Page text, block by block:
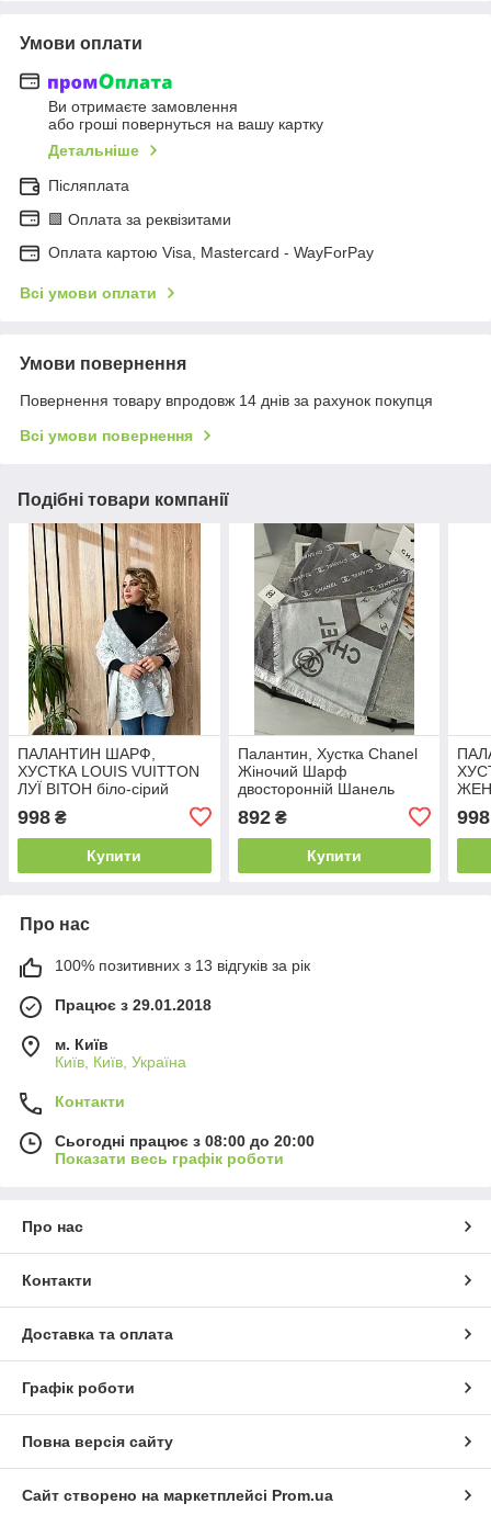
Умови оплати
Ви отримаєте замовлення
або гроші повернуться на вашу картку
Детальніше
Післяплата
🟩 Оплата за реквізитами
Оплата картою Visa, Mastercard - WayForPay
Всі умови оплати
Умови повернення
Повернення товару впродовж 14 днів за рахунок покупця
Всі умови повернення
Подібні товари компанії
ПАЛАНТИН ШАРФ,
ХУСТКА LOUIS VUITTON
ЛУЇ ВІТОН біло-сірий
998 ₴
Купити
Палантин, Хустка Chanel
Жіночий Шарф
двосторонній Шанель
892₴
Купити
998
Про нас
100% позитивних з 13 відгуків за рік
Працює з 29.01.2018
м. Київ
Київ, Київ, Україна
Контакти
Сьогодні працює з 08:00 до 20:00
Показати весь графік роботи
Про нас
Контакти
Доставка та оплата
Графік роботи
Повна версія сайту
Сайт створено на маркетплейсі Prom.ua